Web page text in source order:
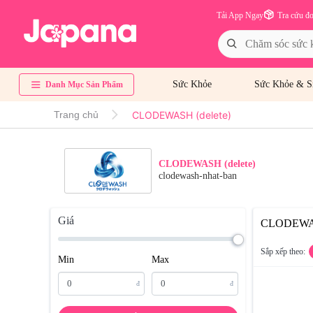
Tra cứu
Tải App Ngay
Danh Mục Sản Phẩm Sức Khỏe Sức Khỏe &
Trang chủ CLODEWASH (delete)
CLODEWASH (delete)
clodewash-nhat-ban
Giá
Min
đ
Max
đ
Sắp xếp theo: